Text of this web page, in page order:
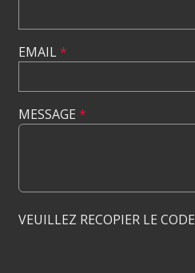
EMAIL*
MESSAGE *
VEUILLEZ RECOPIER LE CODE